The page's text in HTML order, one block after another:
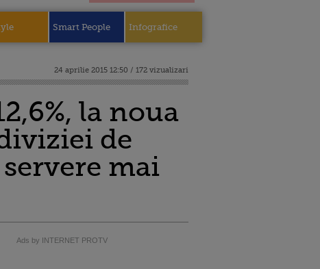
Smart People Infografice
24 aprilie 2015 12:50 / 172 vizualizari
la noua
de
mai
Ads by INTERNET PROTV